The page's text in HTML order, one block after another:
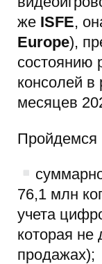
же ISFE,
Europe),
состоянию
консолей в
месяцев
76,1 млн
учета
которая
продажах);